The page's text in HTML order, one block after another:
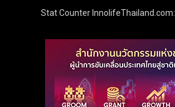
Stat Counter InnolifeThailand.com: